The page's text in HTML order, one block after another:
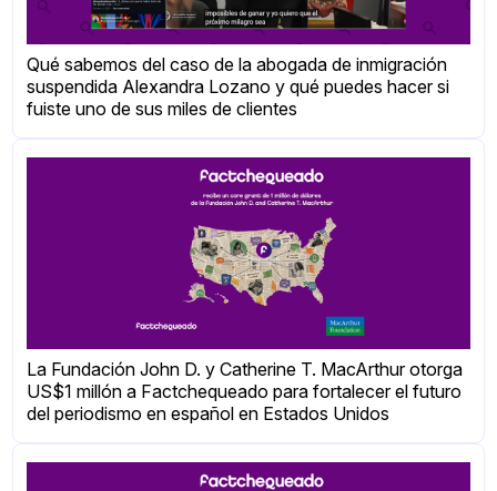
Qué sabemos del caso de la abogada de inmigración
suspendida Alexandra Lozano y qué puedes hacer si
fuiste uno de sus miles de clientes
La Fundación John D. y Catherine T. MacArthur otorga
US$1 millón a Factchequeado para fortalecer el futuro
del periodismo en español en Estados Unidos